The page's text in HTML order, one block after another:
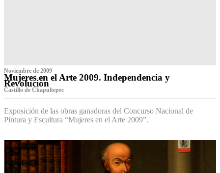
Noviembre de 2009
Mujeres en el Arte 2009. Independencia y
Revolución
Castillo de Chapultepec
Exposición de las obras ganadoras del Concurso Nacional de
Pintura y Escultura “Mujeres en el Arte 2009”.